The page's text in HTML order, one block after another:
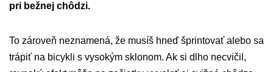
pri bežnej chôdzi.
To zároveň neznamená, že musíš hneď šprintovať alebo sa
trápiť na bicykli s vysokým sklonom. Ak si dlho necvičil,